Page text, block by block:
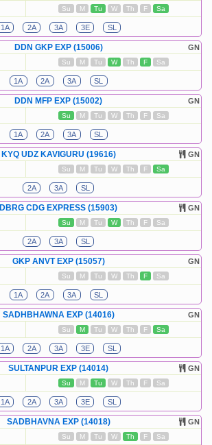
Su M Tu W Th F Sa
1A 2A 3A 3E SL
GN
DDN GKP EXP (15006)
Su M Tu W Th F Sa
1A 2A 3A SL
GN
DDN MFP EXP (15002)
Su M Tu W Th F Sa
1A 2A 3A SL
GN
KYQ UDZ KAVIGURU (19616)
Su M Tu W Th F Sa
2A 3A SL
GN
DBRG CDG EXPRESS (15903)
Su M Tu W Th F Sa
2A 3A SL
GN
GKP ANVT EXP (15057)
Su M Tu W Th F Sa
1A 2A 3A SL
GN
SADHBHAWNA EXP (14016)
Su M Tu W Th F Sa
1A 2A 3A 3E SL
GN
SULTANPUR EXP (14014)
Su M Tu W Th F Sa
1A 2A 3A 3E SL
GN
SADBHAVNA EXP (14018)
Su M Tu W Th F Sa